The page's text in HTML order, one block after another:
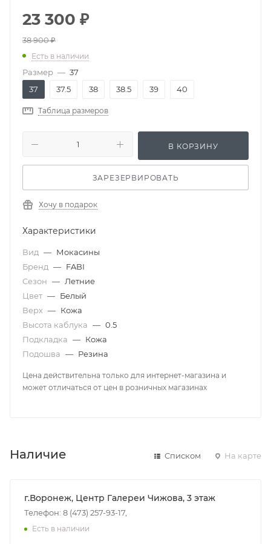
23 300 ₽
38 900₽
Есть в наличии
Размер — 37
37
37.5 38 38.5 39 40
Таблица размеров
В КОРЗИНУ
ЗАРЕЗЕРВИРОВАТЬ
Хочу в подарок
Характеристики
Вид — Мокасины
Бренд — FABI
Сезон — Летние
Цвет — Белый
Верх — Кожа
Высота каблука — 0.5
Подкладка — Кожа
Подошва — Резина
Цена действительна только для интернет-магазина и
может отличаться от цен в розничных магазинах
Наличие Списком На карте
г.Воронеж, Центр Галереи Чижова, 3 этаж
Телефон: 8 (473) 257-93-17,
Есть в наличии